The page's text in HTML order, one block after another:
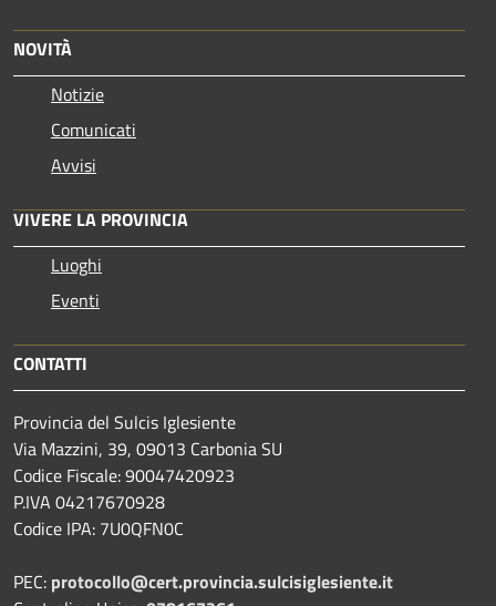
NOVITÀ
Notizie
Comunicati
Avvisi
VIVERE LA PROVINCIA
Luoghi
Eventi
CONTATTI
Provincia del Sulcis Iglesiente
Via Mazzini, 39, 09013 Carbonia SU
Codice Fiscale: 90047420923
P.IVA 04217670928
Codice IPA: 7U0QFN0C
PEC: protocollo@cert.provincia.sulcisiglesiente.it